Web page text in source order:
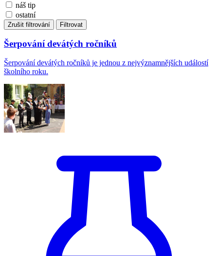
náš tip
ostatní
Zrušit filtrování Filtrovat
Šerpování devátých ročníků
Šerpování devátých ročníků je jednou z nejvýznamnějších událostí
školního roku.